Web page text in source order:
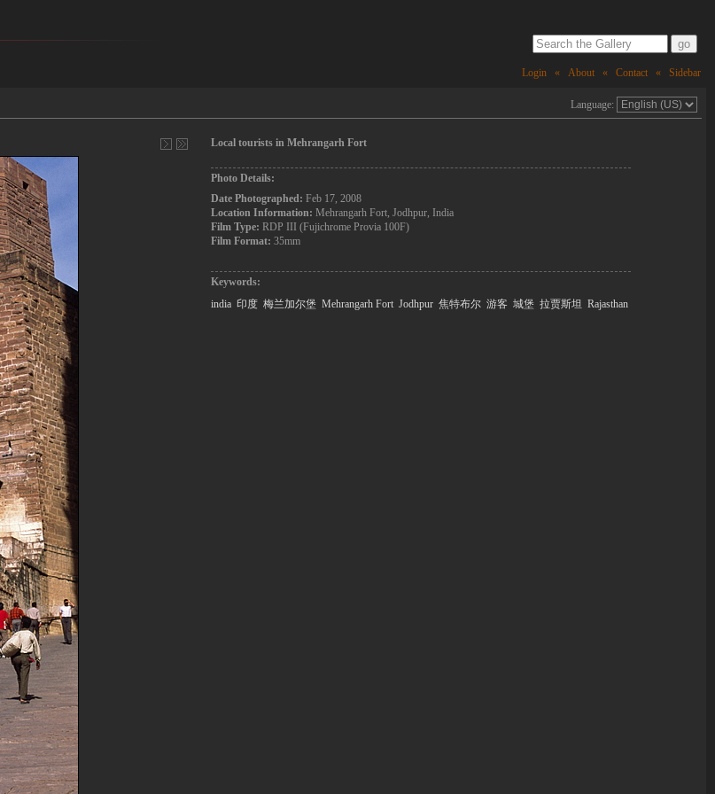
Login « About « Contact « Sidebar
Language:
Local tourists in Mehrangarh Fort
Photo Details:
Date Photographed: Feb 17, 2008
Location Information: Mehrangarh Fort, Jodhpur, India
Film Type: RDP III (Fujichrome Provia 100F)
Film Format: 35mm
Keywords:
india 印度 梅兰加尔堡 Mehrangarh Fort Jodhpur 焦特布尔 游客 城堡 拉贾斯坦 Rajasthan